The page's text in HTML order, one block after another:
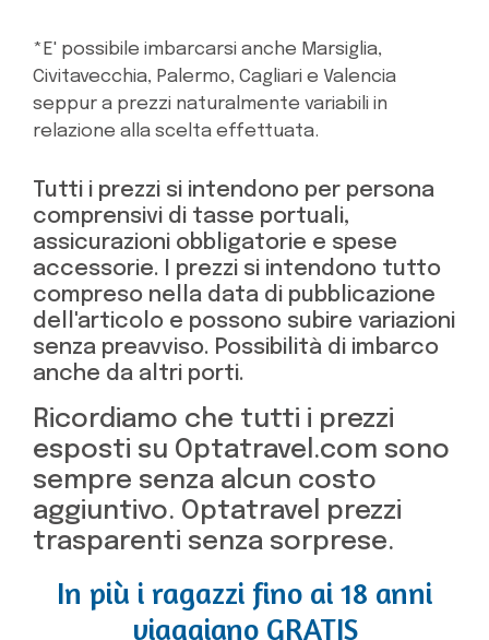
*E' possibile imbarcarsi anche Marsiglia,
Civitavecchia, Palermo, Cagliari e Valencia
seppur a prezzi naturalmente variabili in
relazione alla scelta effettuata.
Tutti i prezzi si intendono per persona
comprensivi di tasse portuali,
assicurazioni obbligatorie e spese
accessorie. I prezzi si intendono tutto
compreso nella data di pubblicazione
dell'articolo e possono subire variazioni
senza preavviso. Possibilità di imbarco
anche da altri porti.
Ricordiamo che tutti i prezzi
esposti su Optatravel.com sono
sempre senza alcun costo
aggiuntivo. Optatravel prezzi
trasparenti senza sorprese.
In più i ragazzi fino ai 18 anni
viaggiano GRATIS